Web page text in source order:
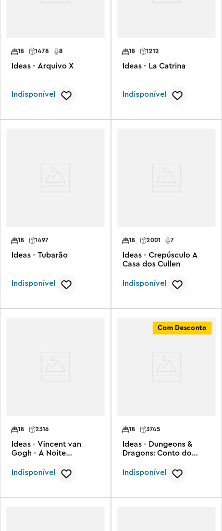
18 8
1478
Ideas - Arquivo X
Indisponível
18 1212
Ideas - La Catrina
Indisponível
1497
18
Ideas - Tubarão
Indisponível
18 7
2001
Ideas - Crepúsculo A
Casa dos Cullen
Indisponível
2316
18
Ideas - Vincent van
Gogh - A Noite
Indisponível
Com Desconto
18 3745
Ideas - Dungeons &
Dragons: Conto do
Indisponível